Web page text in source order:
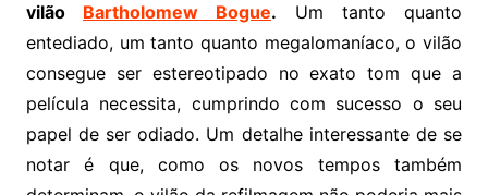
vilão Bartholomew Bogue. Um tanto quanto
entediado, um tanto quanto megalomaníaco, o vilão
consegue ser estereotipado no exato tom que a
película necessita, cumprindo com sucesso o seu
papel de ser odiado. Um detalhe interessante de se
notar é que, como os novos tempos também